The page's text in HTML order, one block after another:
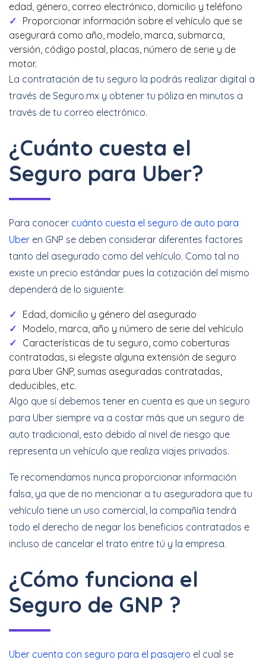
edad, género, correo electrónico, domicilio y teléfono
Proporcionar información sobre el vehículo que se
asegurará como año, modelo, marca, submarca,
versión, código postal, placas, número de serie y de
motor.
La contratación de tu seguro la podrás realizar digital a
través de Seguro.mx y obtener tu póliza en minutos a
través de tu correo electrónico.
¿Cuánto cuesta el
Seguro para Uber?
Para conocer cuánto cuesta el seguro de auto para
Uber en GNP se deben considerar diferentes factores
tanto del asegurado como del vehículo. Como tal no
existe un precio estándar pues la cotización del mismo
dependerá de lo siguiente:
Edad, domicilio y género del asegurado
Modelo, marca, año y número de serie del vehículo
Características de tu seguro, como coberturas
contratadas, si elegiste alguna extensión de seguro
para Uber GNP, sumas aseguradas contratadas,
deducibles, etc.
Algo que sí debemos tener en cuenta es que un seguro
para Uber siempre va a costar más que un seguro de
auto tradicional, esto debido al nivel de riesgo que
representa un vehículo que realiza viajes privados.
Te recomendamos nunca proporcionar información
falsa, ya que de no mencionar a tu aseguradora que tu
vehículo tiene un uso comercial, la compañía tendrá
todo el derecho de negar los beneficios contratados e
incluso de cancelar el trato entre tú y la empresa.
¿Cómo funciona el
Seguro de GNP ?
Uber cuenta con seguro para el pasajero el cual se